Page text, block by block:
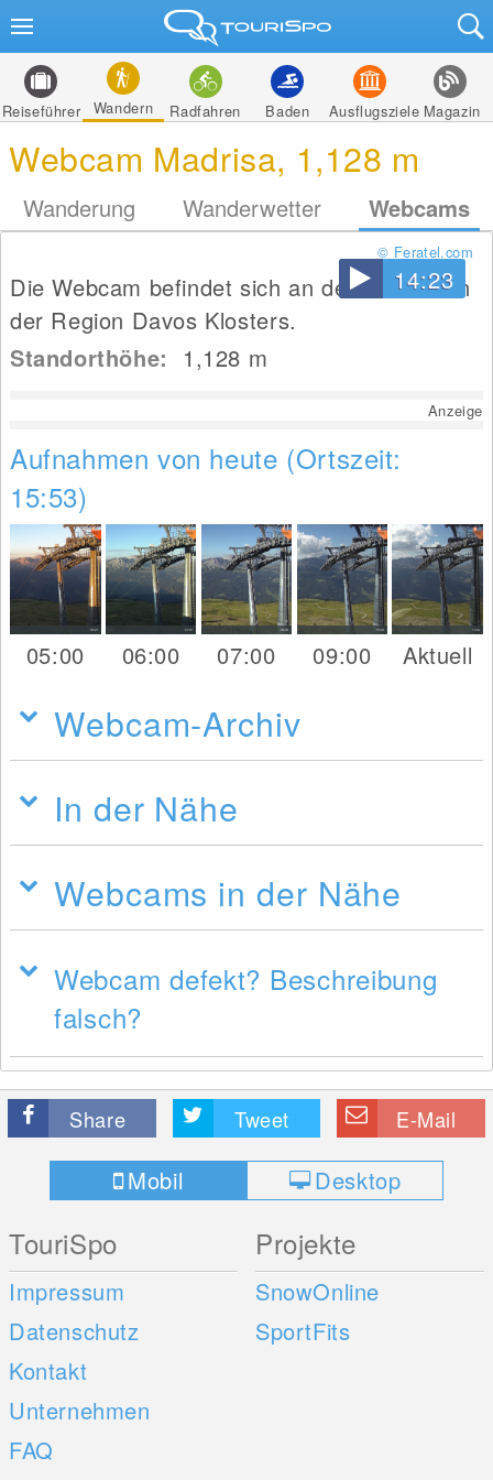
Reiseführer Wandern Radfahren Baden Ausflugsziele Magazin
Webcam Madrisa, 1,128 m
Wanderung Wanderwetter Webcams
14:23
© Feratel.com
Die Webcam befindet sich an der Madrisa in
der Region Davos Klosters.
Standorthöhe: 1,128 m
Anzeige
Aufnahmen von heute (Ortszeit:
15:53)
05:00 06:00 07:00 09:00 Aktuell
Webcam-Archiv
In der Nähe
Webcams in der Nähe
Webcam defekt? Beschreibung
falsch?
Share Tweet E-Mail
Mobil Desktop
TouriSpo
Impressum
Datenschutz
Kontakt
Unternehmen
FAQ
Projekte
SnowOnline
SportFits